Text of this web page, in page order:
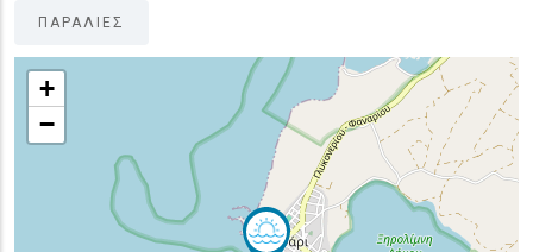
ΠΑΡΑΛΙΕΣ
+
−